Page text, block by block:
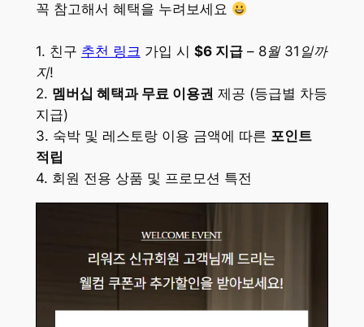
꼭 참고해서 혜택을 누려보세요
1. 친구 추천 링크 가입 시 $6 지급– 8월 31일까
지!
2. 멤버십 혜택과 무료 이용권 제공 (등급별 차등
지급)
3. 숙박 및 레스토랑 이용 금액에 따른 포인트
적립
4. 회원 전용 상품 및 프로모션 특전